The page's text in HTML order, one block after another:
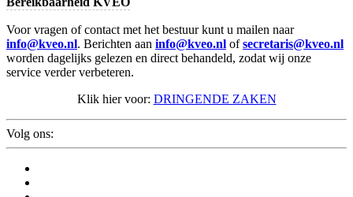
Voor vragen of contact met het bestuur kunt u mailen naar
info@kveo.nl. Berichten aan info@kveo.nl ofsecretaris@kveo.nl
worden dagelijks gelezen en direct behandeld, zodat wij onze
service verder verbeteren.
Klik hier voor: DRINGENDE ZAKEN
Volg ons: